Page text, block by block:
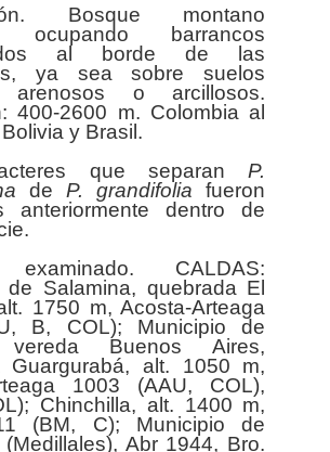
Bosque montano
ocupando barrancos
al borde de las
ya sea sobre suelos
arenosos o arcillosos.
400-2600 m. Colombia al
y Brasil.
que separanP.
de P. grandifolia fueron
anteriormente dentro de
examinado. CALDAS:
de Salamina, quebrada El
1750 m, Acosta-Arteaga
B, COL); Municipio de
vereda Buenos Aires,
Guargurabá, alt. 1050 m,
1003 (AAU, COL),
Chinchilla, alt. 1400 m,
(BM, C); Municipio de
(Medillales), Abr 1944, Bro.